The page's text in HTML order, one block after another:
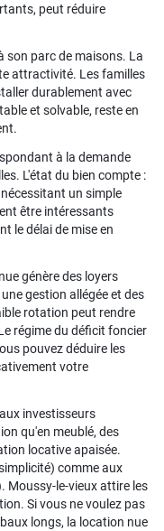
peut réduire
son parc de maisons. La
attractivité. Les familles
durablement avec
et solvable, reste en
à la demande
L'état du bien compte :
un simple
être intéressants
le délai de mise en
génère des loyers
gestion allégée et des
rotation peut rendre
régime du déficit foncier
pouvez déduire les
votre
investisseurs
qu'en meublé, des
locative apaisée.
comme aux
Moussy-le-vieux attire les
Si vous ne voulez pas
longs, la location nue